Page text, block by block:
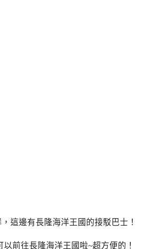
這邊有長隆海洋王國的接駁巴士！
以前往長隆海洋王國啦~超方便的！